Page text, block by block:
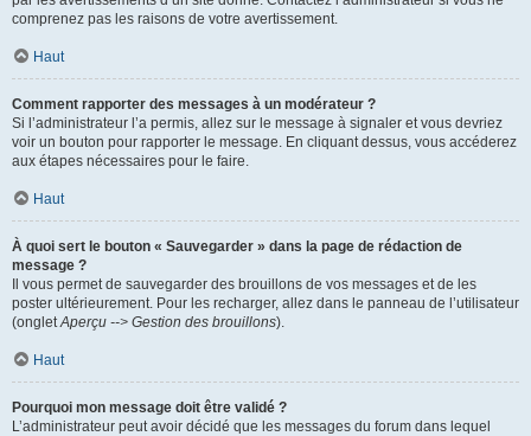
comprenez pas les raisons de votre avertissement.
Haut
Comment rapporter des messages à un modérateur ?
Si l’administrateur l’a permis, allez sur le message à signaler et vous devriez
voir un bouton pour rapporter le message. En cliquant dessus, vous accéderez
aux étapes nécessaires pour le faire.
Haut
À quoi sert le bouton « Sauvegarder » dans la page de rédaction de
message ?
Il vous permet de sauvegarder des brouillons de vos messages et de les
poster ultérieurement. Pour les recharger, allez dans le panneau de l’utilisateur
(ongletAperçu --> Gestion des brouillons).
Haut
Pourquoi mon message doit être validé ?
L’administrateur peut avoir décidé que les messages du forum dans lequel